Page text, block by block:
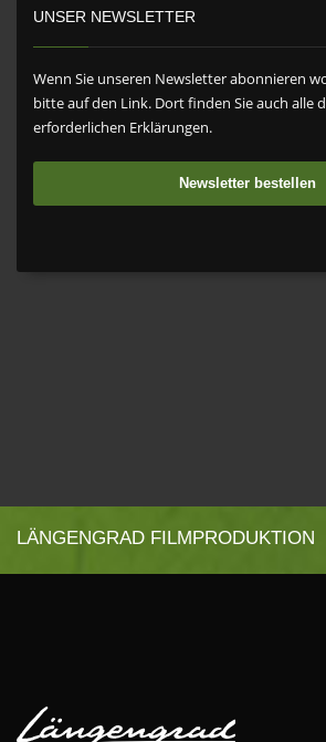
UNSER NEWSLETTER
Wenn Sie unseren Newsletter abonnieren
bitte auf den Link. Dort finden Sie auch alle
erforderlichen Erklärungen.
Newsletter bestellen
LÄNGENGRAD FILMPRODUKTION